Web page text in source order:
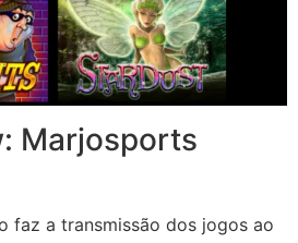
Marjosports
faz a transmissão dos jogos ao